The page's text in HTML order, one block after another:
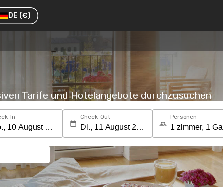
DE (€)
Tarife und Hotelangebote durchzusuchen
In Check-Out Personen